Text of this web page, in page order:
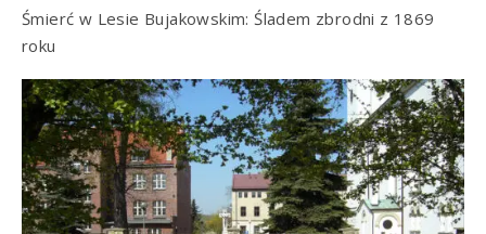
Śmierć w Lesie Bujakowskim: Śladem zbrodni z 1869
roku